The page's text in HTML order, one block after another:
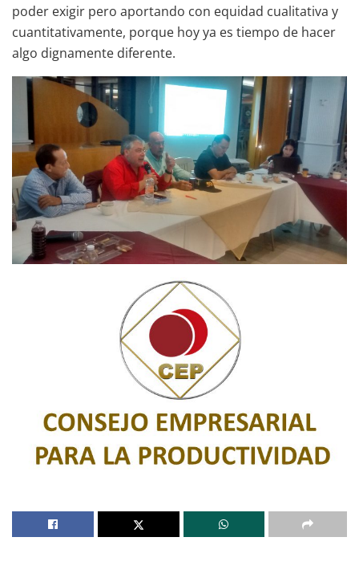
poder exigir pero aportando con equidad cualitativa y
cuantitativamente, porque hoy ya es tiempo de hacer
algo dignamente diferente.